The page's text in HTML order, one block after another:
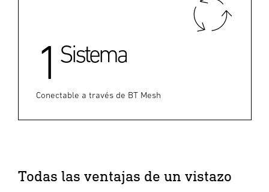
1 Sistema
Conectable a través de BT Mesh
Todas las ventajas de un vistazo